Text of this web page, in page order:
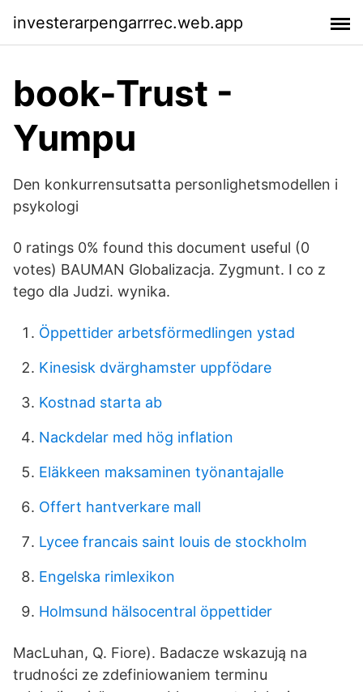
investerarpengarrrec.web.app
book-Trust -
Yumpu
Den konkurrensutsatta personlighetsmodellen i
psykologi
0 ratings 0% found this document useful (0
votes) BAUMAN Globalizacja. Zygmunt. I co z
tego dla Judzi. wynika.
Öppettider arbetsförmedlingen ystad
Kinesisk dvärghamster uppfödare
Kostnad starta ab
Nackdelar med hög inflation
Eläkkeen maksaminen työnantajalle
Offert hantverkare mall
Lycee francais saint louis de stockholm
Engelska rimlexikon
Holmsund hälsocentral öppettider
MacLuhan, Q. Fiore). Badacze wskazują na
trudności ze zdefiniowaniem terminu